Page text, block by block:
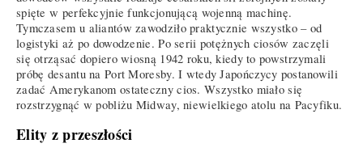
spięte w perfekcyjnie funkcjonującą wojenną machinę.
Tymczasem u aliantów zawodziło praktycznie wszystko – od
logistyki aż po dowodzenie. Po serii potężnych ciosów zaczęli
się otrząsać dopiero wiosną 1942 roku, kiedy to powstrzymali
próbę desantu na Port Moresby. I wtedy Japończycy postanowili
zadać Amerykanom ostateczny cios. Wszystko miało się
rozstrzygnąć w pobliżu Midway, niewielkiego atolu na Pacyfiku.
Elity z przeszłości